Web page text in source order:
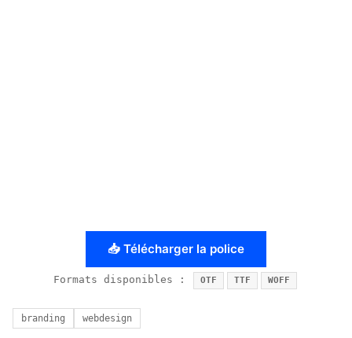
📥 Télécharger la police
Formats disponibles : OTF TTF WOFF
branding webdesign